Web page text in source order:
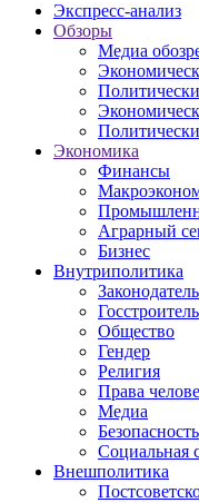
Экспресс-анализ
Обзоры
Медиа
Экономика
Финансы
Аграрный
Бизнес
Внутриполитика
Общество
Гендер
Религия
Права
Медиа
Безопасность
Социальная
Внешполитика